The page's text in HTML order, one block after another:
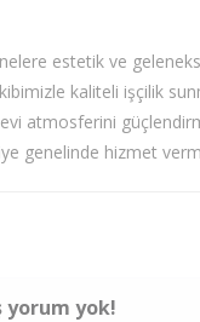
estetik ve
kaliteli işçilik
atmosferini
genelinde hizmet
yorum yok!